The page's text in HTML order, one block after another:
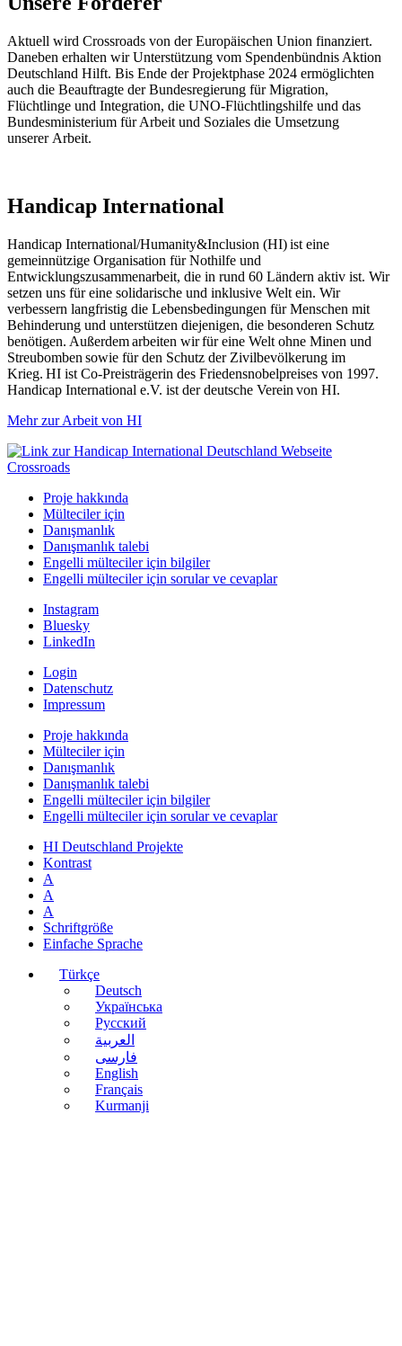
Aktuell wird Crossroads von der Europäischen Union finanziert.
Daneben erhalten wir Unterstützung vom Spendenbündnis Aktion
Deutschland Hilft. Bis Ende der Projektphase 2024 ermöglichten
auch die Beauftragte der Bundesregierung für Migration,
Flüchtlinge und Integration, die UNO-​​Flüchtlingshilfe und das
Bundesministerium für Arbeit und Soziales die Umsetzung
unserer Arbeit.
Handicap International
Handicap International/Humanity&Inclusion (HI) ist eine
gemeinnützige Organisation für Nothilfe und
Entwicklungszusammenarbeit, die in rund 60 Ländern aktiv ist. Wir
setzen uns für eine solidarische und inklusive Welt ein. Wir
verbessern langfristig die Lebensbedingungen für Menschen mit
Behinderung und unterstützen diejenigen, die besonderen Schutz
benötigen. Außerdem arbeiten wir für eine Welt ohne Minen und
Streubomben sowie für den Schutz der Zivilbevölkerung im
Krieg. HI ist Co-Preisträgerin des Friedensnobelpreises von 1997.
Handicap International e.V. ist der deutsche Verein von HI.
Mehr zur Arbeit von HI
Crossroads
Proje hakkında
Mülteciler için
Danışmanlık
Danışmanlık talebi
Engelli mülteciler için bilgiler
Engelli mülteciler için sorular ve cevaplar
Instagram
Bluesky
LinkedIn
Login
Datenschutz
Impressum
Proje hakkında
Mülteciler için
Danışmanlık
Danışmanlık talebi
Engelli mülteciler için bilgiler
Engelli mülteciler için sorular ve cevaplar
HI Deutschland Projekte
Kontrast
A
A
A
Schriftgröße
Einfache Sprache
Türkçe
Deutsch
Українська
Русский
العربية
فارسی
English
Français
Kurmanji